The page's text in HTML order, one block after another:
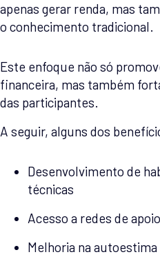
apenas gerar renda, mas
o conhecimento tradicional.
Este enfoque não só
financeira, mas também
das participantes.
A seguir, alguns dos
Desenvolvimento de
técnicas
Acesso a redes de
Melhoria na